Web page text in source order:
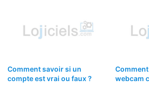
Comment savoir si un
compte est vrai ou faux ?
webcam